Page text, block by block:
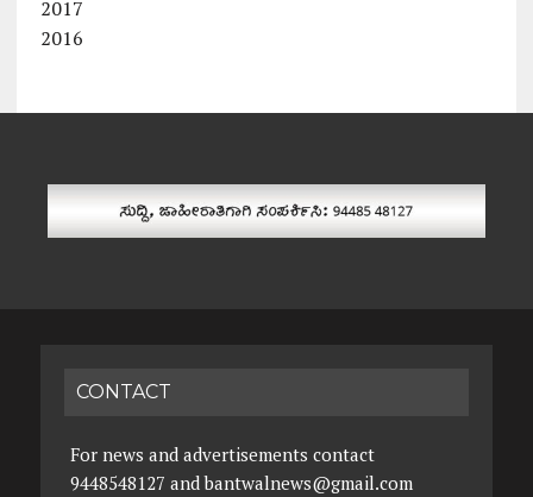
2017
2016
CONTACT
For news and advertisements contact
9448548127 and bantwalnews@gmail.com